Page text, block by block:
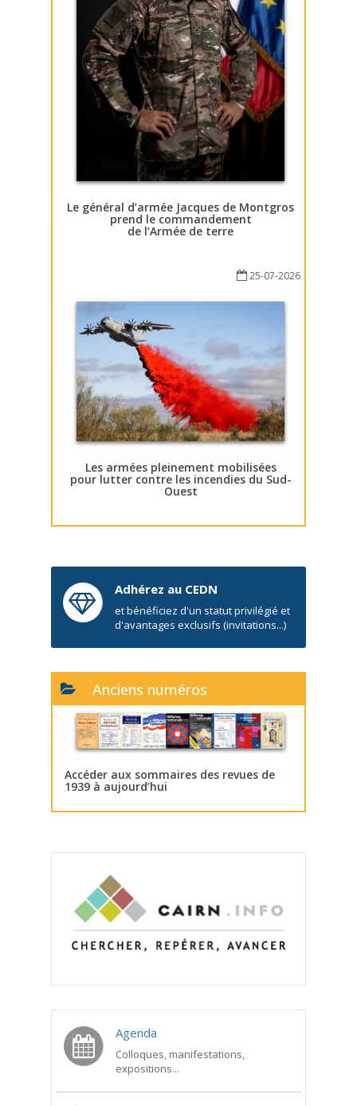
Le général d’armée Jacques de Montgros
prend le commandement
de l’Armée de terre
25-07-2026
Les armées pleinement mobilisées
pour lutter contre les incendies du Sud-
Ouest
Adhérez au CEDN
et bénéficiez d'un statut privilégié et
d'avantages exclusifs (invitations...)
Anciens numéros
Accéder aux sommaires des revues de
1939 à aujourd’hui
Agenda
Colloques, manifestations,
expositions...